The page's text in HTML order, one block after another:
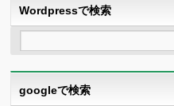
Wordpressで検索
googleで検索